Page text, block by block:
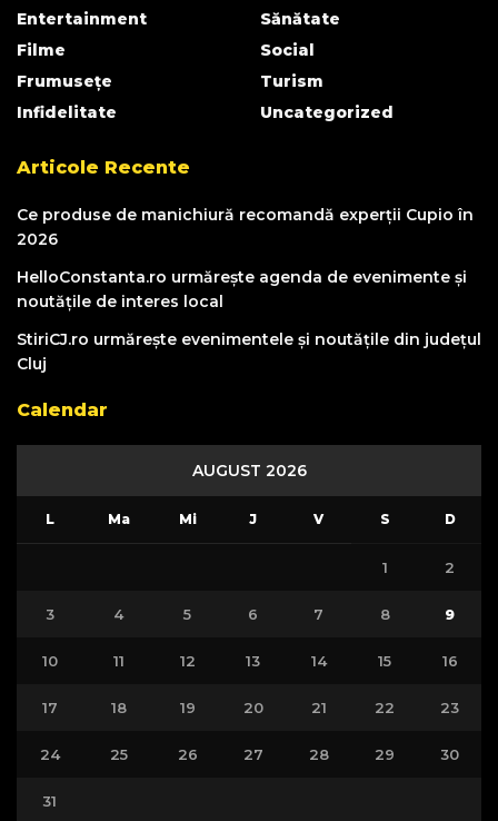
Entertainment
Filme
Frumusețe
Infidelitate
Sănătate
Social
Turism
Uncategorized
Articole Recente
Ce produse de manichiură recomandă experții Cupio în
2026
HelloConstanta.ro urmărește agenda de evenimente și
noutățile de interes local
StiriCJ.ro urmărește evenimentele și noutățile din județul
Cluj
Calendar
AUGUST 2026
L Ma Mi J V S D
1 2
3 4 5 6 7 8 9
10 11 12 13 14 15 16
17 18 19 20 21 22 23
24 25 26 27 28 29 30
31